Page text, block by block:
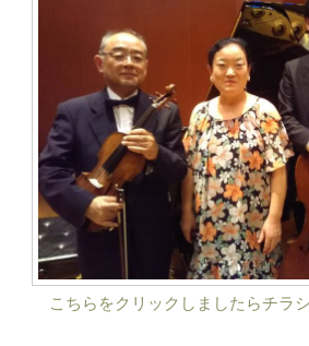
こちらをクリックしましたらチラ